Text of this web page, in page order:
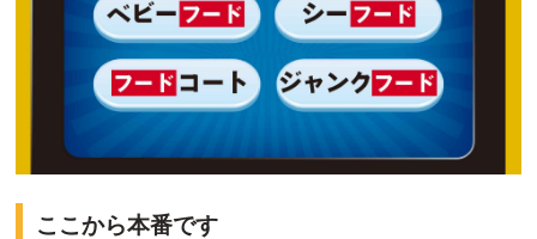
ここから本番です